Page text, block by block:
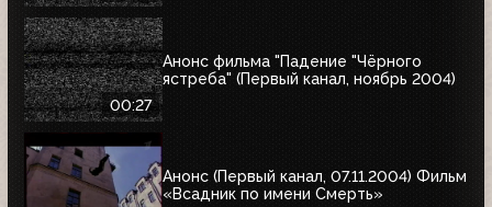
00:27
Анонс фильма "Падение "Чёрного
ястреба" (Первый канал, ноябрь 2004)
Анонс (Первый канал, 07.11.2004) Фильм
«Всадник по имени Смерть»